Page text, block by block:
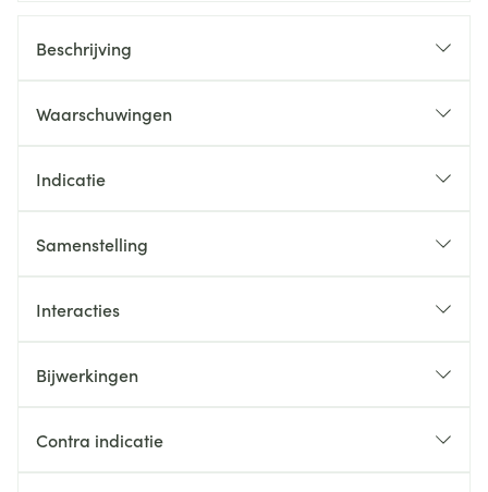
Beschrijving
Waarschuwingen
Indicatie
Samenstelling
Interacties
Bijwerkingen
Contra indicatie